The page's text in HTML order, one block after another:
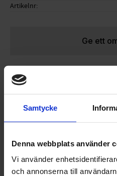
Samtycke
Denna webbplats använder
Vi använder
och annonserna till
Artikelnr
Ge ett
Returfraktsedel som mailas.
etc som är över 130 cm i
OMDÖMEN